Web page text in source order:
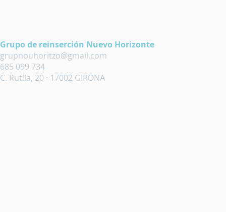
Grupo de reinserción Nuevo Horizonte
grupnouhoritzo@gmail.com
685 099 734
C. Rutlla, 20 · 17002 GIRONA